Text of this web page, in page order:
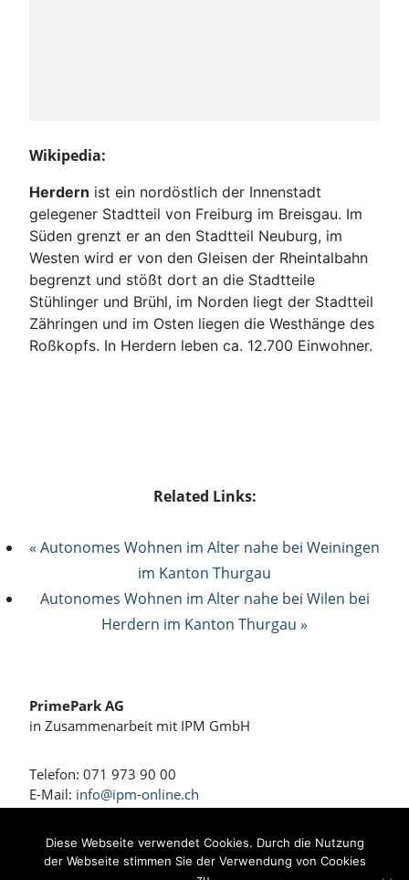
Wikipedia:
Herdern ist ein nordöstlich der Innenstadt
gelegener Stadtteil von Freiburg im Breisgau. Im
Süden grenzt er an den Stadtteil Neuburg, im
Westen wird er von den Gleisen der Rheintalbahn
begrenzt und stößt dort an die Stadtteile
Stühlinger und Brühl, im Norden liegt der Stadtteil
Zähringen und im Osten liegen die Westhänge des
Roßkopfs. In Herdern leben ca. 12.700 Einwohner.
Related Links:
« Autonomes Wohnen im Alter nahe bei Weiningen
im Kanton Thurgau
Autonomes Wohnen im Alter nahe bei Wilen bei
Herdern im Kanton Thurgau »
PrimePark AG
in Zusammenarbeit mit IPM GmbH
Telefon: 071 973 90 00
E-Mail: info@ipm-online.ch
Wohnen und Arbeiten am Rennweg
Bahnhofstrasse 4 + 4a
Diese Webseite verwendet Cookies. Durch die Nutzung
der Webseite stimmen Sie der Verwendung von Cookies